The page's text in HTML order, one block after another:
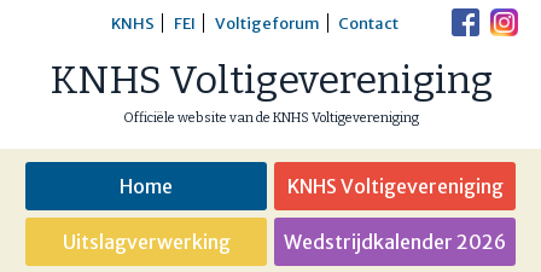
content
KNHS FEI Voltigeforum Contact
KNHS Voltigevereniging
Officiële website van de KNHS Voltigevereniging
Home KNHS Voltigevereniging
Uitslagverwerking Wedstrijdkalender 2026